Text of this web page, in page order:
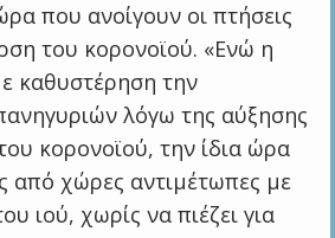
που ανοίγουν οι πτήσεις
του κορονοϊού. «Ενώ η
καθυστέρηση την
λόγω της αύξησης
κορονοϊού, την ίδια ώρα
από χώρες αντιμέτωπες με
ιού, χωρίς να πιέζει για